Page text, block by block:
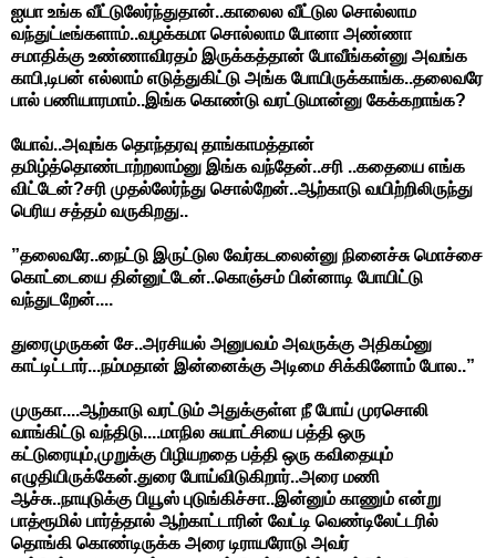
ஐயா உங்க வீட்டுலேர்ந்துதான்..காலைல வீட்டுல சொல்லாம
வந்துட்டீங்களாம்..வழக்கமா சொல்லாம போனா அண்ணா
சமாதிக்கு உண்ணாவிரதம் இருக்கத்தான் போவீங்கன்னு அவங்க
காபி,டிபன் எல்லாம் எடுத்துகிட்டு அங்க போயிருக்காங்க..தலைவரே
பால் பணியாரமாம்..இங்க கொண்டு வரட்டுமான்னு கேக்கறாங்க?
யோவ்..அவுங்க தொந்தரவு தாங்காமத்தான்
தமிழ்த்தொண்டாற்றலாம்னு இங்க வந்தேன்..சரி ..கதையை எங்க
விட்டேன்?சரி முதல்லேர்ந்து சொல்றேன்..ஆற்காடு வயிற்றிலிருந்து
பெரிய சத்தம் வருகிறது..
”தலைவரே..நைட்டு இருட்டுல வேர்கடலைன்னு நினைச்சு மொச்சை
கொட்டையை தின்னுட்டேன்..கொஞ்சம் பின்னாடி போயிட்டு
வந்துடறேன்....
துரைமுருகன் சே..அரசியல் அனுபவம் அவருக்கு அதிகம்னு
காட்டிட்டார்...நம்மதான் இன்னைக்கு அடிமை சிக்கினோம் போல..”
முருகா....ஆற்காடு வரட்டும் அதுக்குள்ள நீ போய் முரசொலி
வாங்கிட்டு வந்திடு....மாநில சுயாட்சியை பத்தி ஒரு
கட்டுரையும்,முறுக்கு பிழியறதை பத்தி ஒரு கவிதையும்
எழுதியிருக்கேன்.துரை போய்விடுகிறார்..அரை மணி
ஆச்சு..நாயுடுக்கு பியூஸ் புடுங்கிச்சா..இன்னும் காணும் என்று
பாத்ரூமில் பார்த்தால் ஆற்காட்டாரின் வேட்டி வெண்டிலேட்டரில்
தொங்கி கொண்டிருக்க அரை டிராயரோடு அவர்